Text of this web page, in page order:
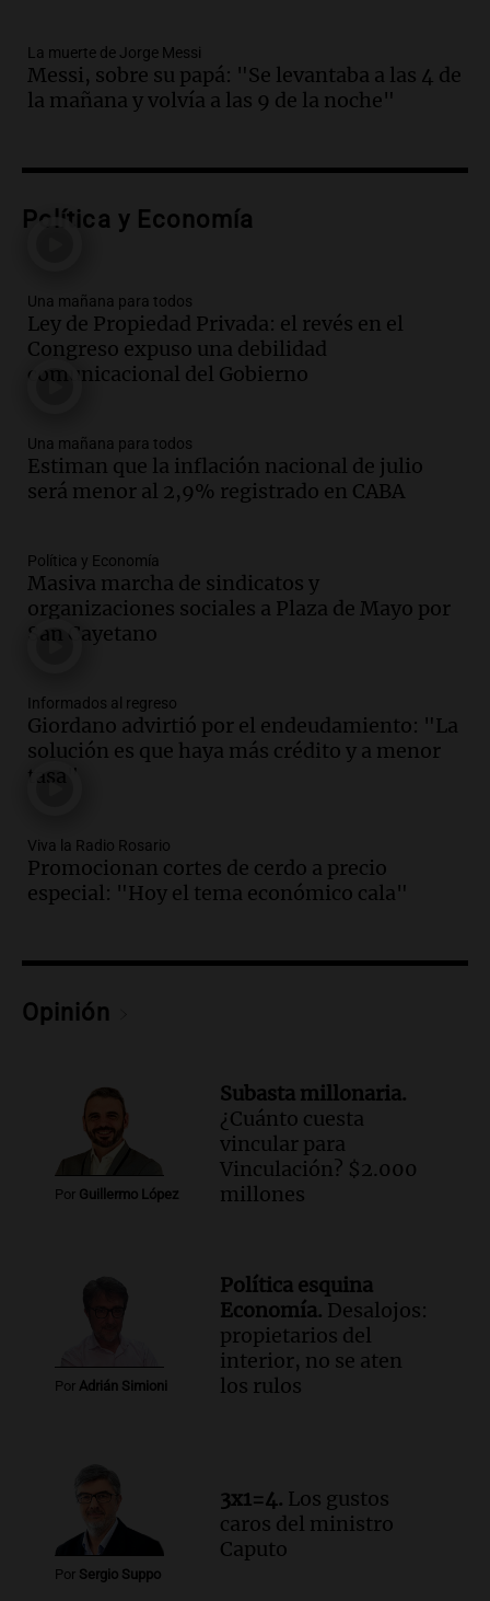
Una mañana para todos
Episodios
Audio.Borges, abogada de Pourrain:
hacerle preguntas y nunca regresó"
Episodios
800 kilos de basura por jornada
Una mañana para todos
Episodios
Audio.La historia de la servilleta que
Una mañana para todos
Episodios
Messi hubiera llegado adonde llegó"
Una mañana para todos
Episodios
Audio.El orgullo y el sueño argentino de
Vargas en 2007
Una mañana para todos
Episodios
Audio.
Una mañana para todos
Episodios
Audio. Una nutricionista derribó el mito
conviene priorizar
Episodios
Una mañana para todos
Episodios
Audio.
Mateo, a los 25 años, lucha
contra el tiempo: necesita un trasplante
Audio.
Estiman que la inflación nacional
de julio será menor al 2,9% registrado
Una mañana para todos
un precipicio
Una mañana para todos
Episodios
Audio.Chile planteó mejorar la
conectividad fronteriza, aérea y digital
La muerte de Jorge Messi
Messi, sobre su papá: "Se levantaba a las 4 de
la mañana y volvía a las 9 de la noche"
Política y Economía
Una mañana para todos
Ley de Propiedad Privada: el revés en el
Congreso expuso una debilidad
comunicacional del Gobierno
Una mañana para todos
Estiman que la inflación nacional de julio
será menor al 2,9% registrado en CABA
Política y Economía
Masiva marcha de sindicatos y
organizaciones sociales a Plaza de Mayo por
San Cayetano
Informados al regreso
Giordano advirtió por el endeudamiento: "La
solución es que haya más crédito y a menor
tasa"
Viva la Radio Rosario
Promocionan cortes de cerdo a precio
especial: "Hoy el tema económico cala"
Opinión
Por Guillermo López
Subasta millonaria.
¿Cuánto cuesta
vincular para
Vinculación? $2.000
millones
Por Adrián Simioni
Política esquina
Economía. Desalojos:
propietarios del
interior, no se aten
los rulos
Por Sergio Suppo
3x1=4. Los gustos
caros del ministro
Caputo